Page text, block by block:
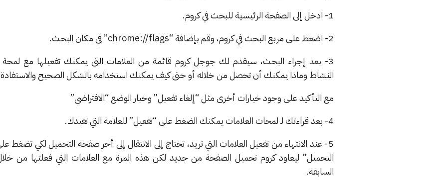
1- ادخل إلى الصفحة الرئيسية للبحث في كروم.
2- اضغط على مربع البحث في كروم، وقم بإضافة “chrome://flags” في مكان البحث.
3- بعد إجراء البحث، سيقدم لك جوجل كروم قائمة من العلامات التي يمكنك تفعيلها مع
النشاط وماذا يمكنك أن تحصل من خلاله أو حتى كيف يمكنك استخدامه بالشكل الصحيح
مع التأكيد على وجود خيارات أخرى مثل “إلغاء تفعيل” وخيار الوضع “الافتراضي”
4- بعد قراءتك لـ لمحات العلامات يمكنك الضغط على “تفعيل” للعلامة التي تفيدك.
5- عند الانتهاء من تفعيل العلامات التي تريد، تحتاج إلى الانتقال إلى أخر صفحة التحميل لكي تضغط
التحميل” ليعاود كروم تحميل الصفحة من جديد لكن هذه المرة مع العلامات التي فعلتها من
السابقة.